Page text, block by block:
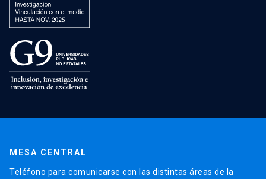
MESA CENTRAL
Teléfono para comunicarse con las distintas áreas de la